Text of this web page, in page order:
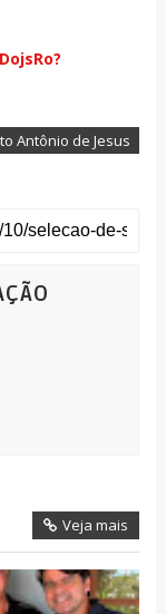
Antônio de Jesus
Veja mais